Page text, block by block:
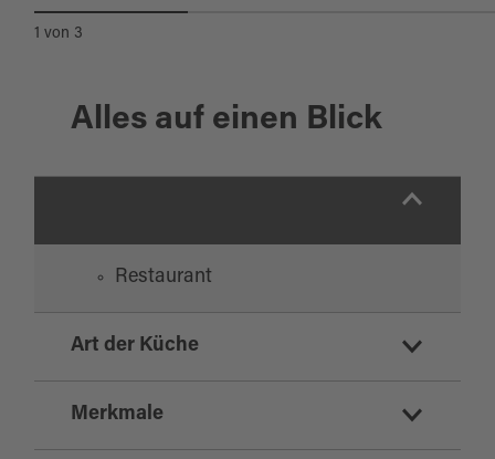
1 von 3
Alles auf einen Blick
Restaurant
Art der Küche
deutsch
international
Merkmale